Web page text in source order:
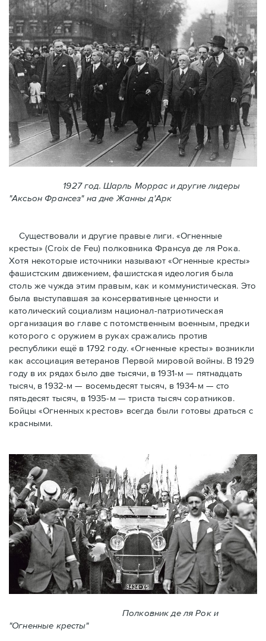
1927 год. Шарль Моррас и другие лидеры
"Аксьон Франсез" на дне Жанны д'Арк
Существовали и другие правые лиги. «Огненные
кресты» (Croix de Feu) полковника Франсуа де ля Рока.
Хотя некоторые источники называют «Огненные крeсты»
фашистским движением, фашистская идеология была
столь же чужда этим правым, как и коммунистическая. Это
была выступавшая за консервативные ценности и
католический социализм национал-патриотическая
организация во главе с потомственным военным, предки
которого с оружием в руках сражались против
республики ещё в 1792 году. «Огненные кресты» возникли
как ассоциация ветеранов Первой мировой войны. В 1929
году в их рядах было две тысячи, в 1931-м — пятнадцать
тысяч, в 1932-м — восемьдесят тысяч, в 1934-м — сто
пятьдесят тысяч, в 1935-м — триста тысяч соратников.
Бойцы «Огненных крестов» всегда были готовы драться с
красными.
Полковник де ля Рок и
"Огненные кресты"